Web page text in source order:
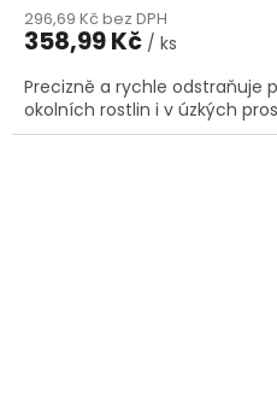
296,69 Kč bez DPH
358,99 Kč / ks
Precizně a rychle odstraňuje
okolních rostlin i v úzkých